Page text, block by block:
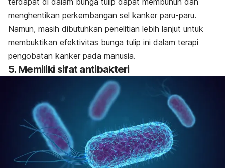
menghentikan perkembangan sel kanker paru-paru.
Namun, masih dibutuhkan penelitian lebih lanjut untuk
membuktikan efektivitas bunga tulip ini dalam terapi
pengobatan kanker pada manusia.
5. Memiliki sifat antibakteri